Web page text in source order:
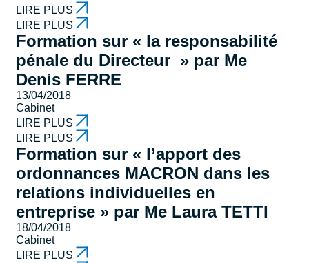
LIRE PLUS
LIRE PLUS
Formation sur « la responsabilité
pénale du Directeur » par Me
Denis FERRE
13/04/2018
Cabinet
LIRE PLUS
LIRE PLUS
Formation sur « l’apport des
ordonnances MACRON dans les
relations individuelles en
entreprise » par Me Laura TETTI
18/04/2018
Cabinet
LIRE PLUS